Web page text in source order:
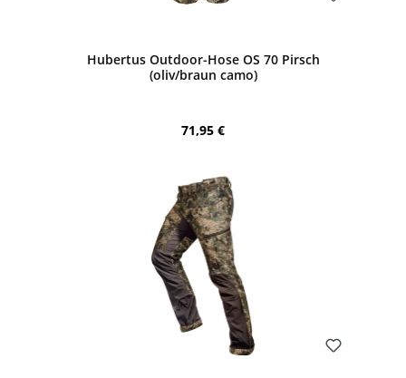
Hubertus Outdoor-Hose OS 70 Pirsch
(oliv/braun camo)
Regulärer Preis:
71,95 €